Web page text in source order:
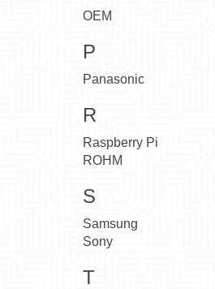
OEM
P
Panasonic
R
Raspberry Pi
ROHM
S
Samsung
Sony
T